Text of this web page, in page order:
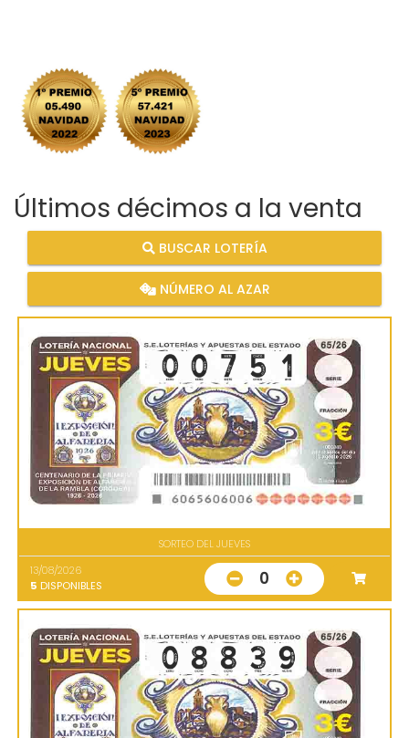
Últimos décimos a la venta
BUSCAR LOTERÍA
NÚMERO AL AZAR
SORTEO DEL JUEVES
13/08/2026
5 DISPONIBLES 0